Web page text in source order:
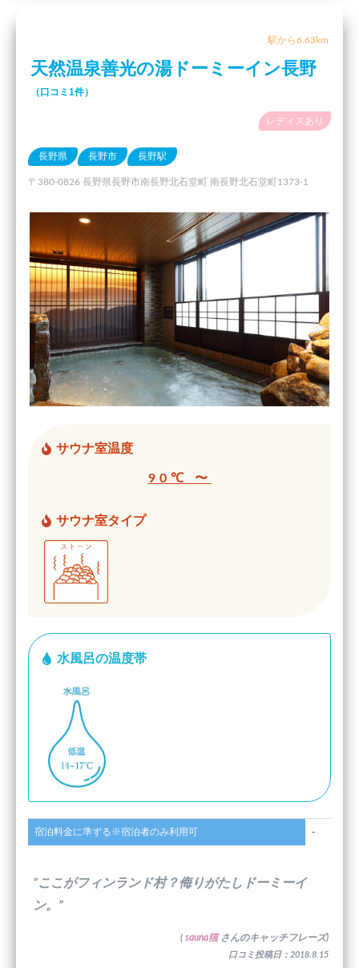
駅から6.63km
天然温泉善光の湯ドーミーイン長野
（口コミ1件）
レディスあり
長野県 長野市 長野駅
〒380-0826 長野県長野市南長野北石堂町 南長野北石堂町1373-1
サウナ室温度
90℃ 〜
サウナ室タイプ
水風呂の温度帯
宿泊料金に準ずる※宿泊者のみ利用可 -
”ここがフィンランド村？侮りがたしドーミーイ
ン。”
( sauna猫 さんのキャッチフレーズ)
口コミ投稿日：2018.8.15